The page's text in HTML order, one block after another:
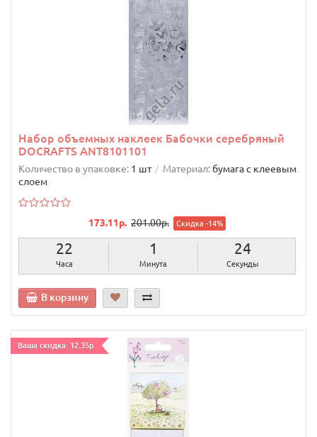
Набор объемных наклеек Бабочки серебряный
DOCRAFTS ANT8101101
Количество в упаковке: 1 шт Материал: бумага с клеевым
слоем
173.11р. 201.00р. Скидка -14%
22
Часа
1
Минута
23
Секунды
В корзину
Ваша скидка: 12.35р.